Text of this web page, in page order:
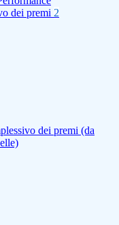
dei premi 2
dei premi (da